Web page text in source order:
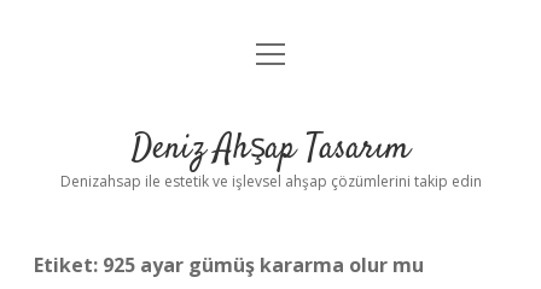
Anasayfa
Yasal Uyarı
menüyü
Deniz Ahşap Tasarım
Denizahsap ile estetik ve işlevsel ahşap çözümlerini takip edin
Etiket: 925 ayar gümüş kararma olur mu